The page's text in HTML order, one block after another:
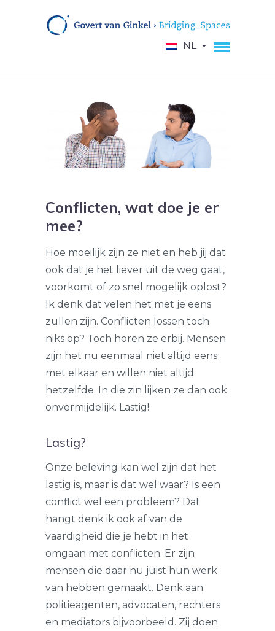
NL
Conflicten, wat doe je er
mee?
Hoe moeilijk zijn ze niet en heb jij dat
ook dat je het liever uit de weg gaat,
voorkomt of zo snel mogelijk oplost?
Ik denk dat velen het met je eens
zullen zijn. Conflicten lossen toch
niks op? Toch horen ze erbij. Mensen
zijn het nu eenmaal niet altijd eens
met elkaar en willen niet altijd
hetzelfde. In die zin lijken ze dan ook
onvermijdelijk. Lastig!
Lastig?
Onze beleving kan wel zijn dat het
lastig is, maar is dat wel waar? Is een
conflict wel een probleem? Dat
hangt denk ik ook af van de
vaardigheid die je hebt in het
omgaan met conflicten. Er zijn
mensen die daar nu juist hun werk
van hebben gemaakt. Denk aan
politieagenten, advocaten, rechters
en mediators bijvoorbeeld. Zij doen